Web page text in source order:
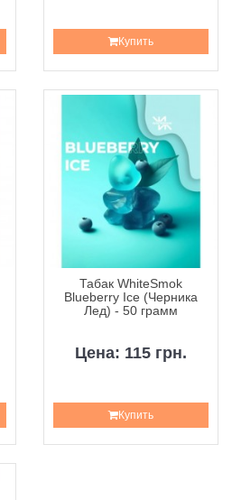
Купить
Табак WhiteSmok
Blueberry Ice (Черника
Лед) - 50 грамм
Цена: 115 грн.
Купить